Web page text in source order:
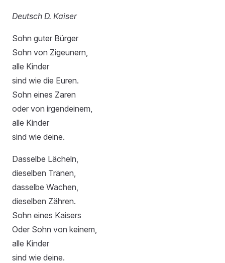
Deutsch D. Kaiser
Sohn guter Bürger
Sohn von Zigeunern,
alle Kinder
sind wie die Euren.
Sohn eines Zaren
oder von irgendeinem,
alle Kinder
sind wie deine.
Dasselbe Lächeln,
dieselben Tränen,
dasselbe Wachen,
dieselben Zähren.
Sohn eines Kaisers
Oder Sohn von keinem,
alle Kinder
sind wie deine.